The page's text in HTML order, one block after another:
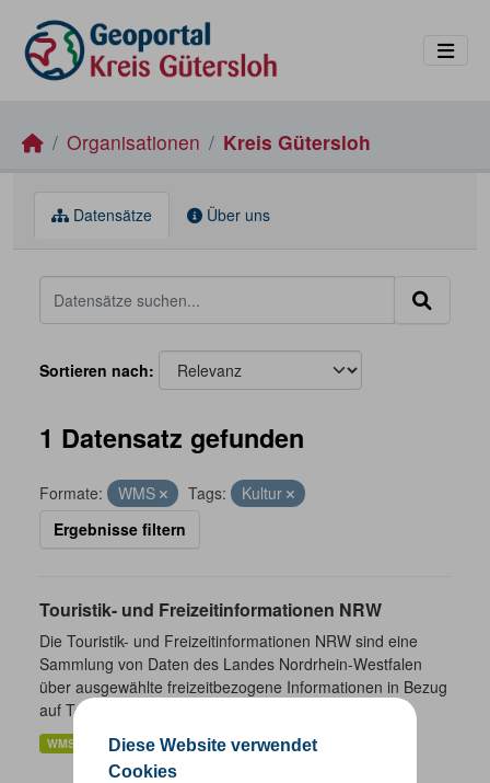
Diese Website verwendet
Cookies
Organisationen Kreis Gütersloh
Datensätze Über uns
Sortieren nach
1 Datensatz gefunden
Formate: WMS Tags:
Kultur
Ergebnisse filtern
Touristik- und Freizeitinformationen NRW
Die Touristik- und Freizeitinformationen NRW sind eine
Sammlung von Daten des Landes Nordrhein-Westfalen
über ausgewählte freizeitbezogene Informationen in Bezug
auf Tourismus,...
WMS